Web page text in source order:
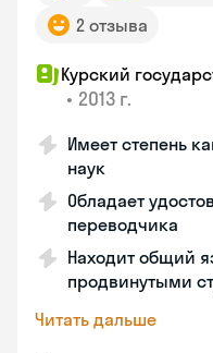
2 отзыва
Курский
• 2013 г.
Имеет степень
наук
Обладает
переводчика
Находит общий
продвинутыми
Читать дальше